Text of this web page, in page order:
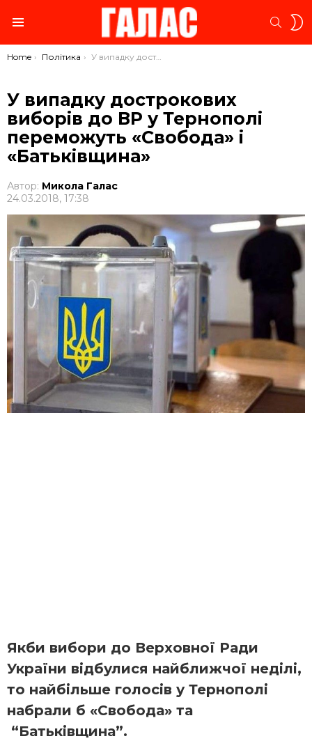
You are here:
Home Політика У випадку дострокових виборів до ВР у Тернополі переможуть «Свобода» і «Батьківщина»
У випадку дострокових
виборів до ВР у Тернополі
переможуть «Свобода» і
«Батьківщина»
Автор: Микола Галас
24.03.2018, 17:38
Якби вибори до Верховної Ради
України відбулися найближчої неділі,
то найбільше голосів у Тернополі
набрали б «Свобода» та
“Батьківщина”.